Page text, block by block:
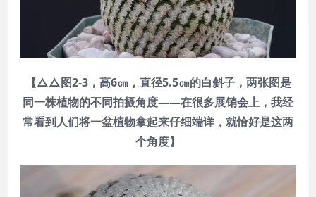
【△△图2-3，高6㎝，直径5.5㎝的白斜子，两张图是
同一株植物的不同拍摄角度——在很多展销会上，我经
常看到人们将一盆植物拿起来仔细端详，就恰好是这两
个角度】